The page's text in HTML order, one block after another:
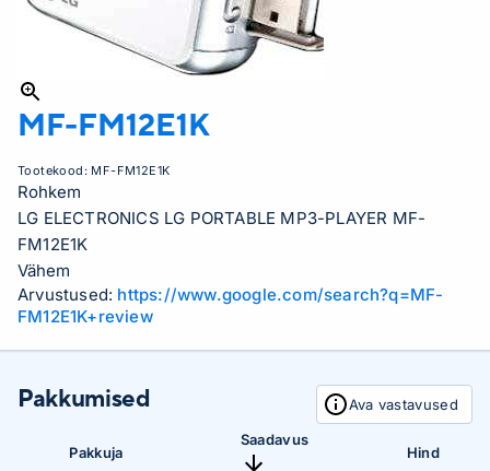
MF-FM12E1K
Tootekood: MF-FM12E1K
Rohkem
LG ELECTRONICS LG PORTABLE MP3-PLAYER MF-
FM12E1K
Vähem
Arvustused: https://www.google.com/search?q=MF-
FM12E1K+review
Pakkumised Ava vastavused
Pakkuja
Saadavus
Hind